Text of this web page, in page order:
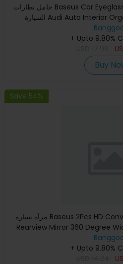
حامل نظارات Baseus Car Eyeglass حامل تخزين النظارات لداخل
السيارة Audi Auto Interior Organize Accessories Car
+ Upto 9.80%
Buy
Save 54%
مرآة سيارة Baseus 2Pcs HD Convex Mirror Blind Spot Auto
Rearview Mirror 360 Degree
Mirrors
+ Upto 9.80%